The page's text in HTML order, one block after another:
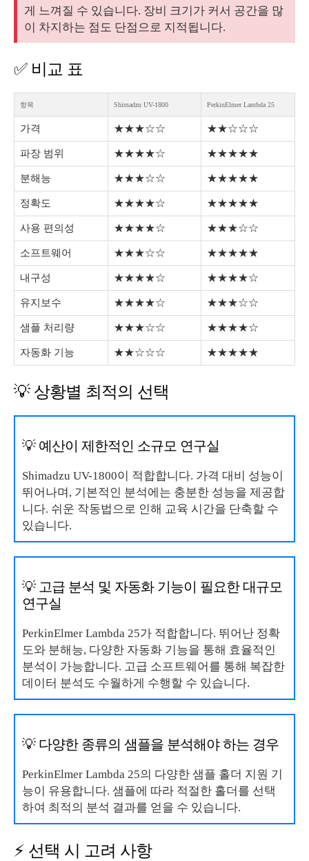
게 느껴질 수 있습니다. 장비 크기가 커서 공간을 많
이 차지하는 점도 단점으로 지적됩니다.
✅ 비교 표
항목 Shimadzu UV-1800 PerkinElmer Lambda 25
가격 ★★★☆☆ ★★☆☆☆
파장 범위 ★★★★☆ ★★★★★
분해능 ★★★☆☆ ★★★★★
정확도 ★★★★☆ ★★★★★
사용 편의성 ★★★★☆ ★★★☆☆
소프트웨어 ★★★☆☆ ★★★★★
내구성 ★★★★☆ ★★★★☆
유지보수 ★★★★☆ ★★★☆☆
샘플 처리량 ★★★☆☆ ★★★★☆
자동화 기능 ★★☆☆☆ ★★★★★
💡 상황별 최적의 선택
💡 예산이 제한적인 소규모 연구실
Shimadzu UV-1800이 적합합니다. 가격 대비 성능이
뛰어나며, 기본적인 분석에는 충분한 성능을 제공합
니다. 쉬운 작동법으로 인해 교육 시간을 단축할 수
있습니다.
💡 고급 분석 및 자동화 기능이 필요한 대규모
연구실
PerkinElmer Lambda 25가 적합합니다. 뛰어난 정확
도와 분해능, 다양한 자동화 기능을 통해 효율적인
분석이 가능합니다. 고급 소프트웨어를 통해 복잡한
데이터 분석도 수월하게 수행할 수 있습니다.
💡 다양한 종류의 샘플을 분석해야 하는 경우
PerkinElmer Lambda 25의 다양한 샘플 홀더 지원 기
능이 유용합니다. 샘플에 따라 적절한 홀더를 선택
하여 최적의 분석 결과를 얻을 수 있습니다.
⚡ 선택 시 고려 사항